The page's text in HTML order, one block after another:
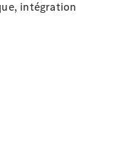
intégration